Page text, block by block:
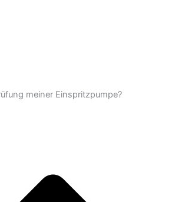
meiner Einspritzpumpe?